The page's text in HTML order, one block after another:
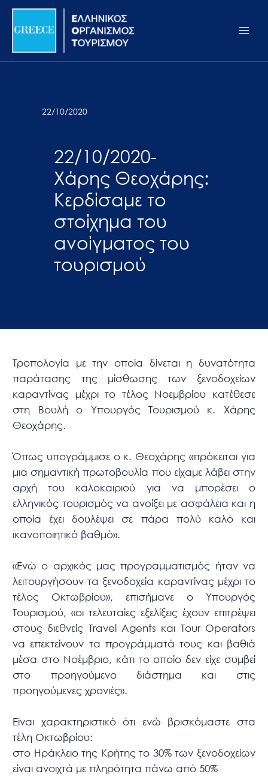
Σημείωση:
ιστότοπος
προσβασιμότητας.
Μετάβαση
περιεχόμενο
22/10/2020
22/10/2020-
Χάρης Θεοχάρης:
Κερδίσαμε το
στοίχημα του
ανοίγματος του
τουρισμού
Τροπολογία με την οποία δίνεται η δυνατότητα
παράτασης της μίσθωσης των ξενοδοχείων
καραντίνας μέχρι το τέλος Νοεμβρίου κατέθεσε
στη Βουλή ο Υπουργός Τουρισμού κ. Χάρης
Θεοχάρης.
Όπως υπογράμμισε ο κ. Θεοχάρης «πρόκειται για
μια σημαντική πρωτοβουλία που είχαμε λάβει στην
αρχή του καλοκαιριού για να μπορέσει ο
ελληνικός τουρισμός να ανοίξει με ασφάλεια και η
οποία έχει δουλέψει σε πάρα πολύ καλό και
ικανοποιητικό βαθμό».
«Ενώ ο αρχικός μας προγραμματισμός ήταν να
λειτουργήσουν τα ξενοδοχεία καραντίνας μέχρι το
τέλος Οκτωβρίου», επισήμανε ο Υπουργός
Τουρισμού, «οι τελευταίες εξελίξεις έχουν επιτρέψει
στους διεθνείς Τravel Αgents και Τour Οperators
να επεκτείνουν τα προγράμματά τους και βαθιά
μέσα στο Νοέμβριο, κάτι το οποίο δεν είχε συμβεί
στο προηγούμενο διάστημα και στις
προηγούμενες χρονιές».
Είναι χαρακτηριστικό ότι ενώ βρισκόμαστε στα
τέλη Οκτωβρίου:
στο Ηράκλειο της Κρήτης το 30% των ξενοδοχείων
είναι ανοιχτά με πληρότητα πάνω από 50%